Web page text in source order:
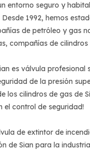
entorno seguro y
Desde 1992, hemos
de petróleo y gas
compañías de cilindros
es válvula profesional
de la presión
los cilindros de gas de
el control de seguridad!
de extintor de
de Sian para la